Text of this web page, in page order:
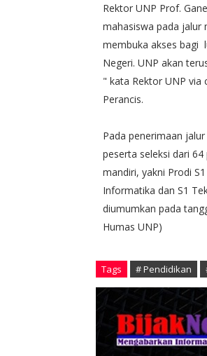
Rektor UNP Prof.
mahasiswa pada jalur
membuka akses bagi
Negeri. UNP akan
" kata Rektor UNP via
Perancis.
Pada penerimaan
peserta seleksi dari
mandiri, yakni Prodi
Informatika dan S1
diumumkan pada
Humas UNP)
Tags # Pendidikan